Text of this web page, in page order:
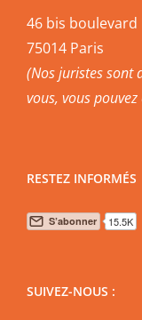
46 bis boulevard
75014 Paris
(Nos juristes sont
vous, vous pouvez
RESTEZ INFORMÉS
SUIVEZ-NOUS :